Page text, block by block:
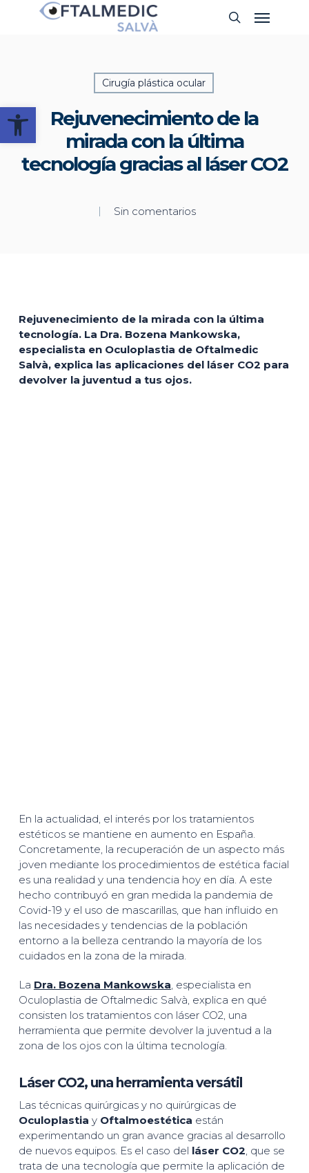
Abrir barra de herramientas
Buscar
Menu
Cirugía plástica ocular
Rejuvenecimiento de la
mirada con la última
tecnología gracias al láser CO2
Sin comentarios
Rejuvenecimiento de la mirada con la última
tecnología. La Dra. Bozena Mankowska,
especialista en Oculoplastia de Oftalmedic
Salvà, explica las aplicaciones del láser CO2 para
devolver la juventud a tus ojos.
En la actualidad, el interés por los tratamientos
estéticos se mantiene en aumento en España.
Concretamente, la recuperación de un aspecto más
joven mediante los procedimientos de estética facial
es una realidad y una tendencia hoy en día. A este
hecho contribuyó en gran medida la pandemia de
Covid-19 y el uso de mascarillas, que han influido en
las necesidades y tendencias de la población
entorno a la belleza centrando la mayoría de los
cuidados en la zona de la mirada.
La Dra. Bozena Mankowska , especialista en
Oculoplastia de Oftalmedic Salvà, explica en qué
consisten los tratamientos con láser CO2, una
herramienta que permite devolver la juventud a la
zona de los ojos con la última tecnología.
Láser CO2, una herramienta versátil
Las técnicas quirúrgicas y no quirúrgicas de
Oculoplastia y Oftalmoestética están
experimentando un gran avance gracias al desarrollo
de nuevos equipos. Es el caso del láser CO2 , que se
trata de una tecnología que permite la aplicación de